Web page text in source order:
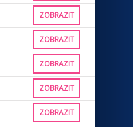
ZOBRAZIT
ZOBRAZIT
ZOBRAZIT
ZOBRAZIT
ZOBRAZIT